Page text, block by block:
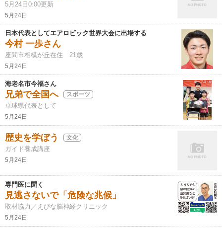
5月24日0:00更新
5月24日
日本代表としてエアロビック世界大会に出場する
今村 一歩さん
座間市相模が丘在住 21歳
5月24日
海老名市今福さん
兄弟で全国へ スポーツ
卓球県代表として
5月24日
歴史を学ぼう 文化
ガイド養成講座
5月24日
専門医に聞く
見逃さないで「危険な兆候」
取材協力／えびな脳神経クリニック
5月24日